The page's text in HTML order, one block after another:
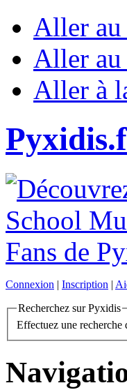
Aller au
Aller au
Aller à
Connexion | Inscription |
Recherchez sur Pyxidis
Effectuez une recherche